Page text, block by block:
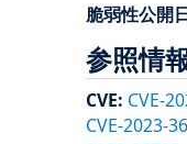
脆弱性公開
参照情
CVE: CVE-
CVE-2023-